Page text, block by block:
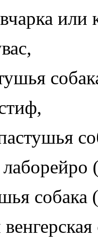
или
собака